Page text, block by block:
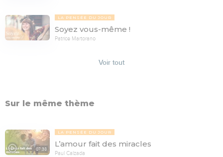
LA PENSÉE DU JOUR
Soyez vous-même !
Patrice Martorano
Voir tout
Sur le même thème
07:38
LA PENSÉE DU JOUR
L’amour fait des miracles
Paul Calzada